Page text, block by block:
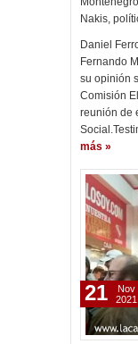
Nakis,
Daniel
Fernando
su opinión
Comisión
reunión de
más »
21
Nov
2021